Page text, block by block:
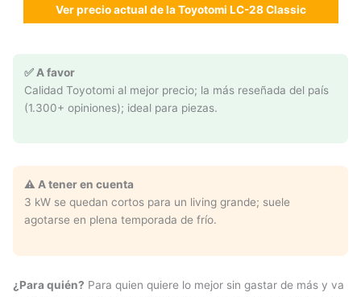
Ver precio actual de la Toyotomi LC-28 Classic
✅ A favor
Calidad Toyotomi al mejor precio; la más reseñada del país
(1.300+ opiniones); ideal para piezas.
⚠️ A tener en cuenta
3 kW se quedan cortos para un living grande; suele
agotarse en plena temporada de frío.
¿Para quién? Para quien quiere lo mejor sin gastar de más y va